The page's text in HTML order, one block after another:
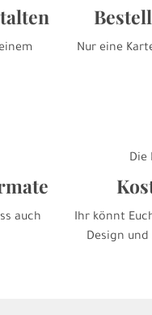
Nur eine
auch
Die
Ihr könnt
Design